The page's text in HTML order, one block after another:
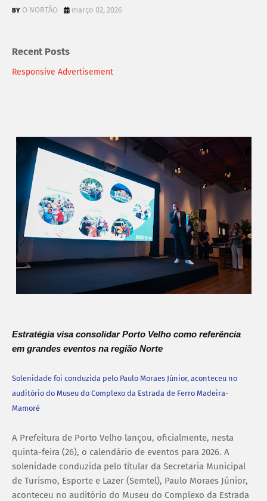
O NORTÃO março 02, 2026
Recent Posts
Responsive Advertisement
Estratégia visa consolidar Porto Velho como referência
em grandes eventos na região Norte
Solenidade foi conduzida pelo Paulo Moraes Júnior, aconteceu no
auditório do Museu do Complexo da Estrada de Ferro Madeira-
Mamoré
A Prefeitura de Porto Velho lançou, oficialmente, nesta
quinta-feira (26), o calendário de eventos para 2026. A
solenidade conduzida pelo titular da Secretaria Municipal
de Turismo, Esporte e Lazer (Semtel), Paulo Moraes Júnior,
aconteceu no auditório do Museu do Complexo da Estrada